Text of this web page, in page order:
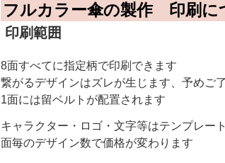
フルカラー傘の製作 印刷に
印刷範囲
8面すべてに指定柄で印刷できます
繋がるデザインはズレが生じます、予めご
1面には留ベルトが配置されます
キャラクター・ロゴ・文字等はテンプレー
面毎のデザイン数で価格が変わります